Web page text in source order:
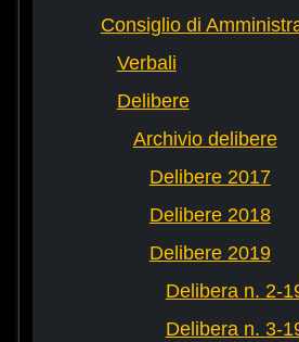
Consiglio di
Verbali
Delibere
Archivio delibere
Delibere 2017
Delibere 2018
Delibere 2019
Delibera n. 2-
Delibera n. 3-